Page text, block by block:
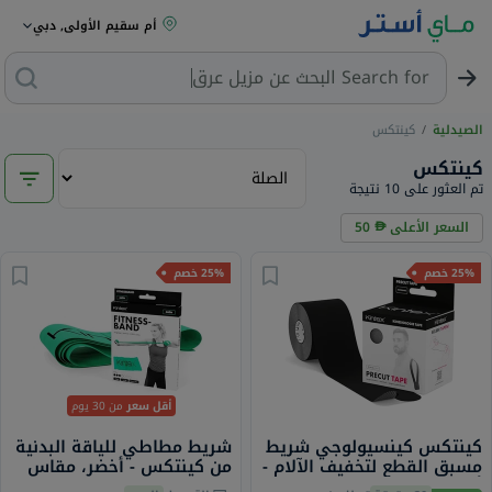
أم سقيم الأولى, دبي
Search for البحث عن مزيل عرق
الصيدلية / كينتكس
كينتكس
تم العثور على 10 نتيجة
السعر الأعلى
25% خصم
كينتكس كينسيولوجي شريط
مسبق القطع لتخفيف الآلام -
25% خصم
أقل سعر من 30 يوم
شريط مطاطي للياقة البدنية
من كينتكس - أخضر، مقاس